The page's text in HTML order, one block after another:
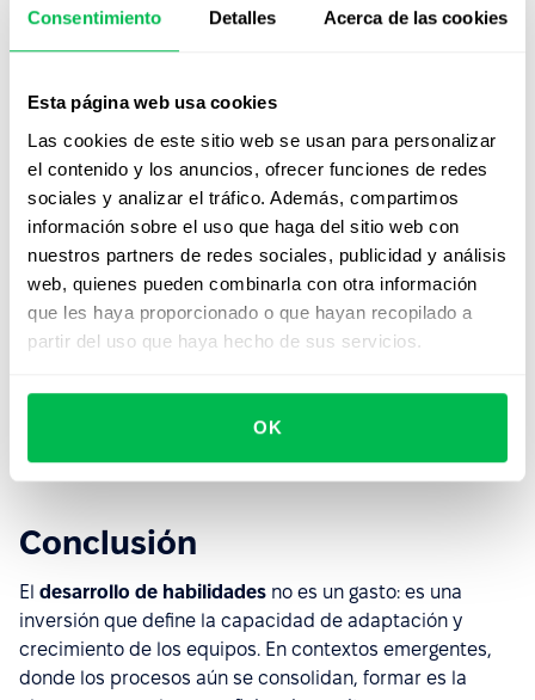
Consentimiento Detalles Acerca de las cookies
Esta página web usa cookies
Las cookies de este sitio web se usan para personalizar
el contenido y los anuncios, ofrecer funciones de redes
sociales y analizar el tráfico. Además, compartimos
información sobre el uso que haga del sitio web con
nuestros partners de redes sociales, publicidad y análisis
web, quienes pueden combinarla con otra información
que les haya proporcionado o que hayan recopilado a
partir del uso que haya hecho de sus servicios.
OK
¿Qué porcentaje del tiempo debe
Se debe adaptar al rol, al ciclo del equipo y a la carga
operativa. En equipos emergentes, se recomienda
distribuir sesiones breves que no interfieran con la
productividad.
¿Cómo balancear formación técnica
vs habilidades blandas?
cambio o liderazgo, las habilidades blandas adquieren
mayor relevancia.
Conclusión
El desarrollo de habilidades no es un gasto: es una
inversión que define la capacidad de adaptación y
crecimiento de los equipos. En contextos emergentes,
donde los procesos aún se consolidan, formar es la